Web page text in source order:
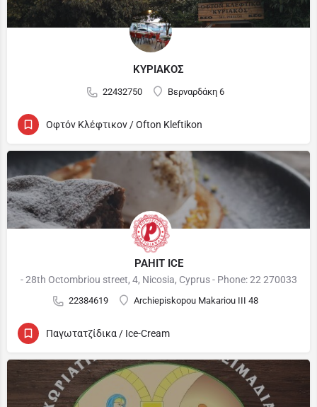
ΚΥΡΙΑΚΟΣ
22432750 Βερναρδάκη 6
Οφτόν Κλέφτικον / Ofton Kleftikon
PAHIT ICE
- 28th Octombriou street, 4, Nicosia, Cyprus - Phone: 22 270033
22384619 Archiepiskopou Makariou III 48
Παγωτατζίδικα / Ice-Cream